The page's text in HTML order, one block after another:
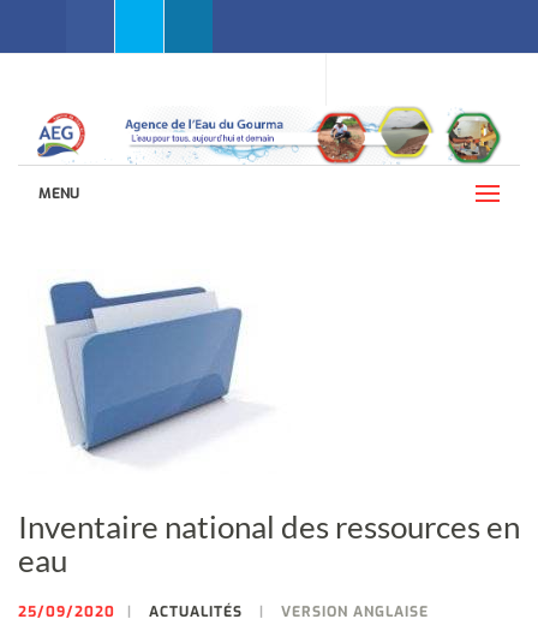
MENU
Inventaire national des ressources en
eau
25/09/2020 ACTUALITÉS VERSION ANGLAISE